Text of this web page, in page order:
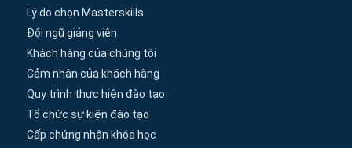
Lý do chọn Masterskills
Đội ngũ giảng viên
Khách hàng của chúng tôi
Cảm nhận của khách hàng
Quy trình thực hiện đào tạo
Tổ chức sự kiện đào tạo
Cấp chứng nhận khóa học